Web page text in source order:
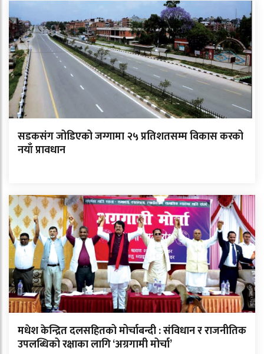
सडकसंग जोडिएको जग्गामा २५ प्रतिशतसम्म विकास करको
नयाँ प्रावधान
मधेश केन्द्रित दलसहितको मोर्चाबन्दी : संविधान र राजनीतिक
उपलब्धिको रक्षाका लागि ‘अग्रगामी मोर्चा’